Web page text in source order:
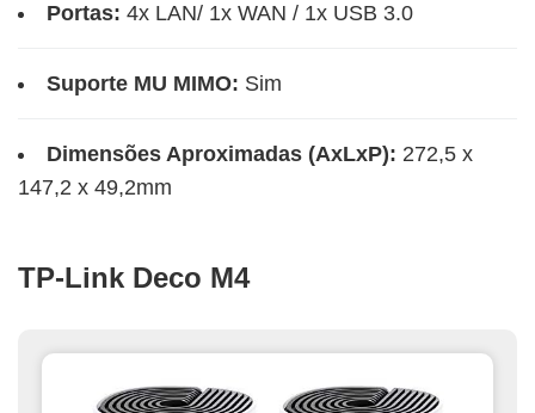
Portas: 4x LAN/ 1x WAN / 1x USB 3.0
Suporte MU MIMO: Sim
Dimensões Aproximadas (AxLxP): 272,5 x
147,2 x 49,2mm
TP-Link Deco M4